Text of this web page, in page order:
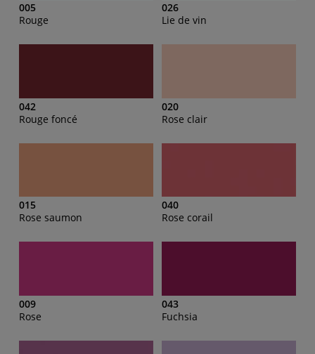
005
Rouge
026
Lie de vin
042
Rouge foncé
020
Rose clair
015
Rose saumon
040
Rose corail
009
Rose
043
Fuchsia